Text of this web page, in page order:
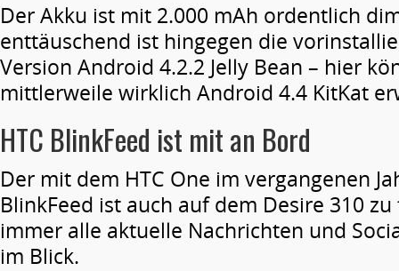
Der Akku ist mit 2.000 mAh ordentlich
enttäuschend ist hingegen die
Version Android 4.2.2 Jelly Bean – hier
mittlerweile wirklich Android 4.4 KitKat
HTC BlinkFeed ist mit an Bord
Der mit dem HTC One im vergangenen
BlinkFeed ist auch auf dem Desire 310
immer alle aktuelle Nachrichten und
im Blick.